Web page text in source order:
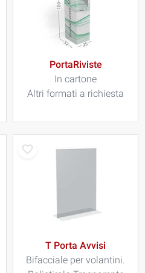
PortaRiviste
In cartone
Altri formati a richiesta
T Porta Avvisi
Bifacciale per volantini.